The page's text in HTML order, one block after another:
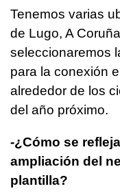
Tenemos varias
de Lugo, A
seleccionaremos
para la conexión
alrededor de los
del año próximo.
-¿Cómo se
ampliación del
plantilla?